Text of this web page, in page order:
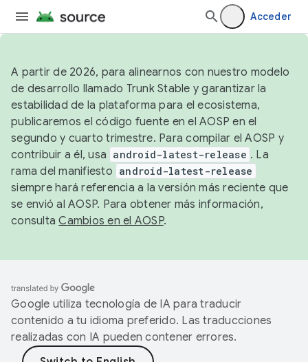
Acceder
A partir de 2026, para alinearnos con nuestro modelo
de desarrollo llamado Trunk Stable y garantizar la
estabilidad de la plataforma para el ecosistema,
publicaremos el código fuente en el AOSP en el
segundo y cuarto trimestre. Para compilar el AOSP y
contribuir a él, usa android-latest-release . La
rama del manifiesto android-latest-release
siempre hará referencia a la versión más reciente que
se envió al AOSP. Para obtener más información,
consultaCambios en el AOSP.
Google utiliza tecnología de IA para traducir
contenido a tu idioma preferido. Las traducciones
realizadas con IA pueden contener errores.